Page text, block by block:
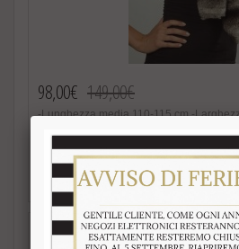
98,00€ 149,00€
-Lunghezza media 110-115 cm -
soffice -Foderata internamente in raso -
Amica snc -Altissima qualita‘ nel
promozione! Nel caso di acquisto di 2 o
riceverete un magnifico regalo. http://
pelliccia-visone-nero-regalo ..
Acquista
Sciarpa in volpe argentata con